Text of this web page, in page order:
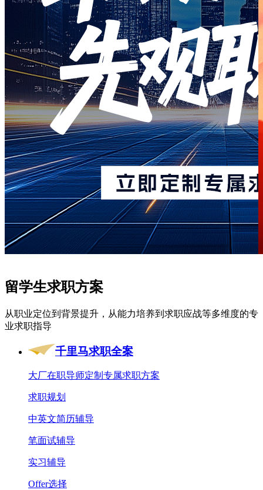
留学生求职方案
从职业定位到背景提升，从能力培养到求职应战等多维度的专
业求职指导
千里马求职全案
大厂在职导师定制专属求职方案
求职规划
中英文简历辅导
笔面试辅导
实习辅导
Offer选择